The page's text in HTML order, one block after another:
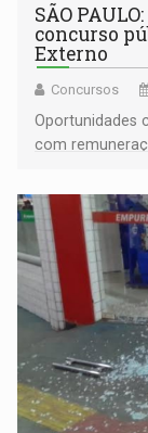
SÃO
concurso
Externo
Concursos
Oportunidades
com